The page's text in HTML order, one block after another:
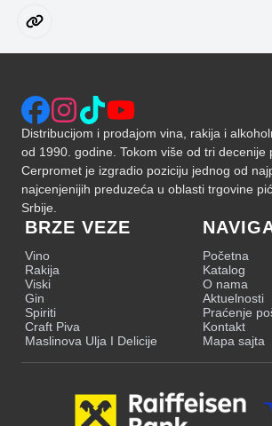
Distribucijom i prodajom vina, rakija i
od 1990. godine. Tokom više od tri decenije
Cerpromet je izgradio poziciju jednog od
najcenjenijih preduzeća u oblasti trgovine
Srbije.
BRZE VEZE
Vino
Rakija
Viski
Gin
Spiriti
Craft Piva
Maslinova Ulja I Delicije
Početna
Katalog
O nama
Aktuelnosti
Praćenje
Kontakt
Mapa sajta